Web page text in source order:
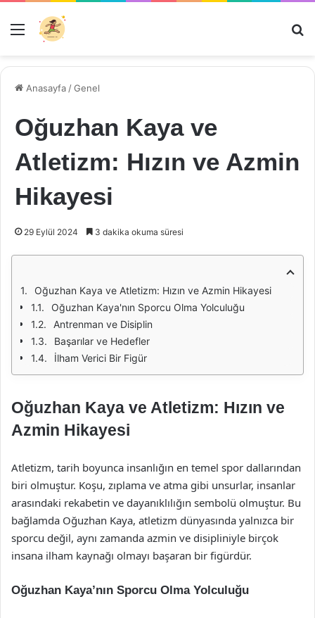
Menü
Anasayfa /Genel
Oğuzhan Kaya ve
Atletizm: Hızın ve Azmin
Hikayesi
29 Eylül 2024 3 dakika okuma süresi
Oğuzhan Kaya ve Atletizm: Hızın ve Azmin Hikayesi
Oğuzhan Kaya'nın Sporcu Olma Yolculuğu
Antrenman ve Disiplin
Başarılar ve Hedefler
İlham Verici Bir Figür
Oğuzhan Kaya ve Atletizm: Hızın ve
Azmin Hikayesi
Atletizm, tarih boyunca insanlığın en temel spor dallarından
biri olmuştur. Koşu, zıplama ve atma gibi unsurlar, insanlar
arasındaki rekabetin ve dayanıklılığın sembolü olmuştur. Bu
bağlamda Oğuzhan Kaya, atletizm dünyasında yalnızca bir
sporcu değil, aynı zamanda azmin ve disipliniyle birçok
insana ilham kaynağı olmayı başaran bir figürdür.
Oğuzhan Kaya’nın Sporcu Olma Yolculuğu